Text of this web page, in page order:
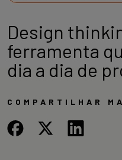
Design
ferramenta
dia a dia de
COMPARTILHAR